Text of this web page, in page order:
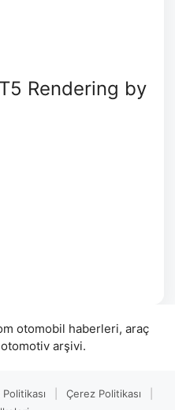
Rendering by
otomobil haberleri, araç
arşivi.
Çerez Politikası